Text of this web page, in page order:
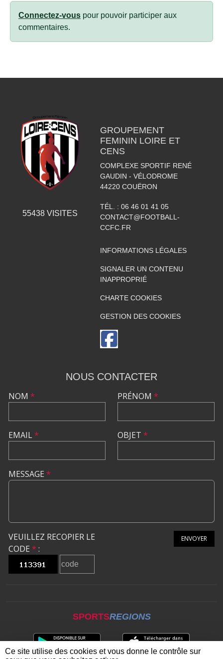
Connectez-vous pour pouvoir participer aux
commentaires.
55438VISITES
GROUPEMENT
FEMININ LOIRE ET
CENS
COMPLEXE SPORTIF RENÉ
GAUDIN - VÉLODROME
44220 COUËRON
TÉL. : 06 46 01 41 05
CONTACT@FOOTBALL-
CCFC.FR
INFORMATIONS LÉGALES
SIGNALER UN CONTENU
INAPPROPRIÉ
CHARTE COOKIES
GESTION DES COOKIES
NOUS CONTACTER
NOM *
EMAIL*
PRÉNOM *
OBJET *
MESSAGE *
VEUILLEZ RECOPIER LE
CODE * :
ENVOYER
SPORTSREGIONS
Ce site utilise des cookies et vous donne le contrôle sur